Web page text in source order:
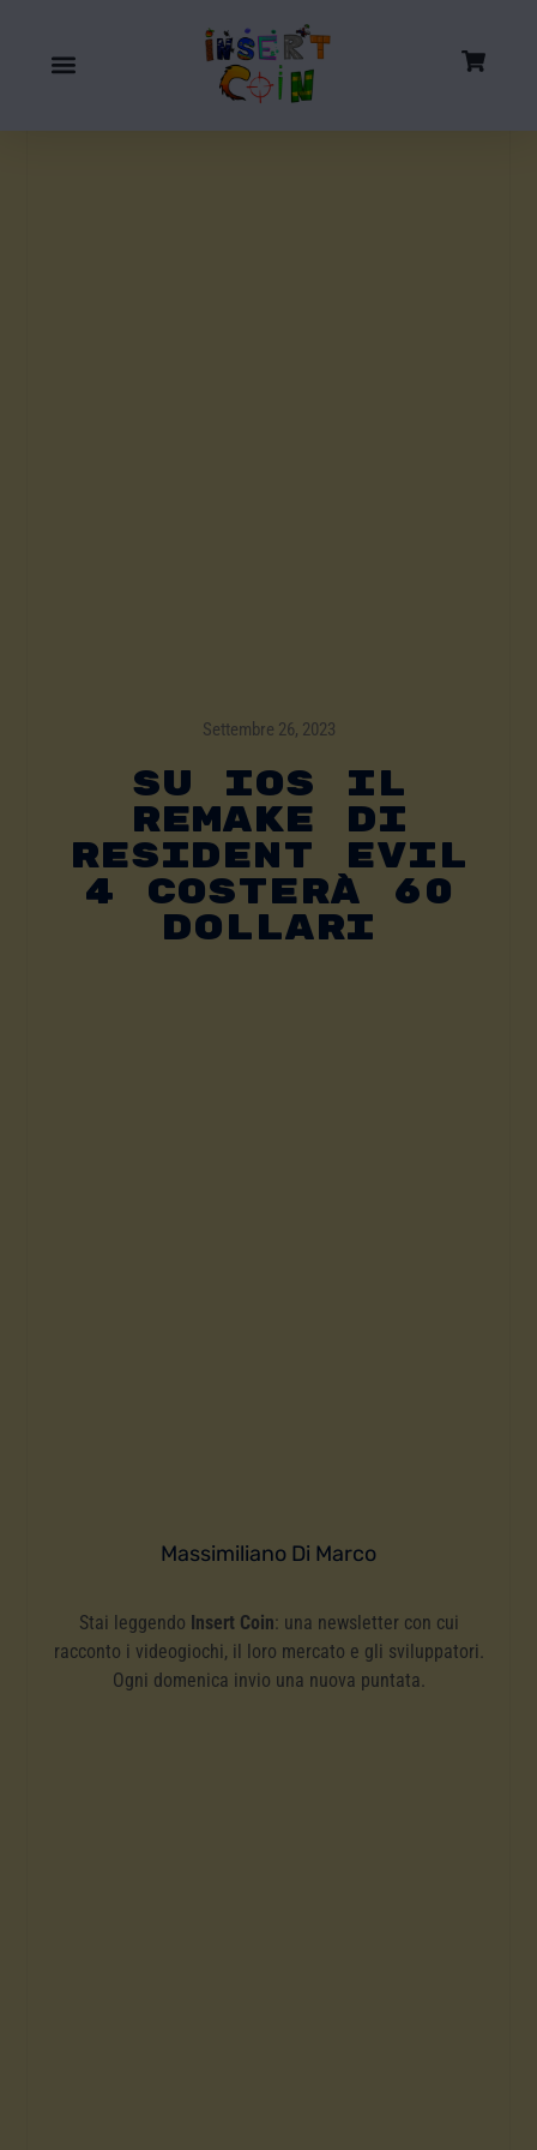
Settembre 26, 2023
Su IOS Il
Remake Di
Resident Evil
4 Costerà 60
Dollari
Massimiliano Di Marco
Stai leggendo Insert Coin: una newsletter con cui
racconto i videogiochi, il loro mercato e gli sviluppatori.
Ogni domenica invio una nuova puntata.